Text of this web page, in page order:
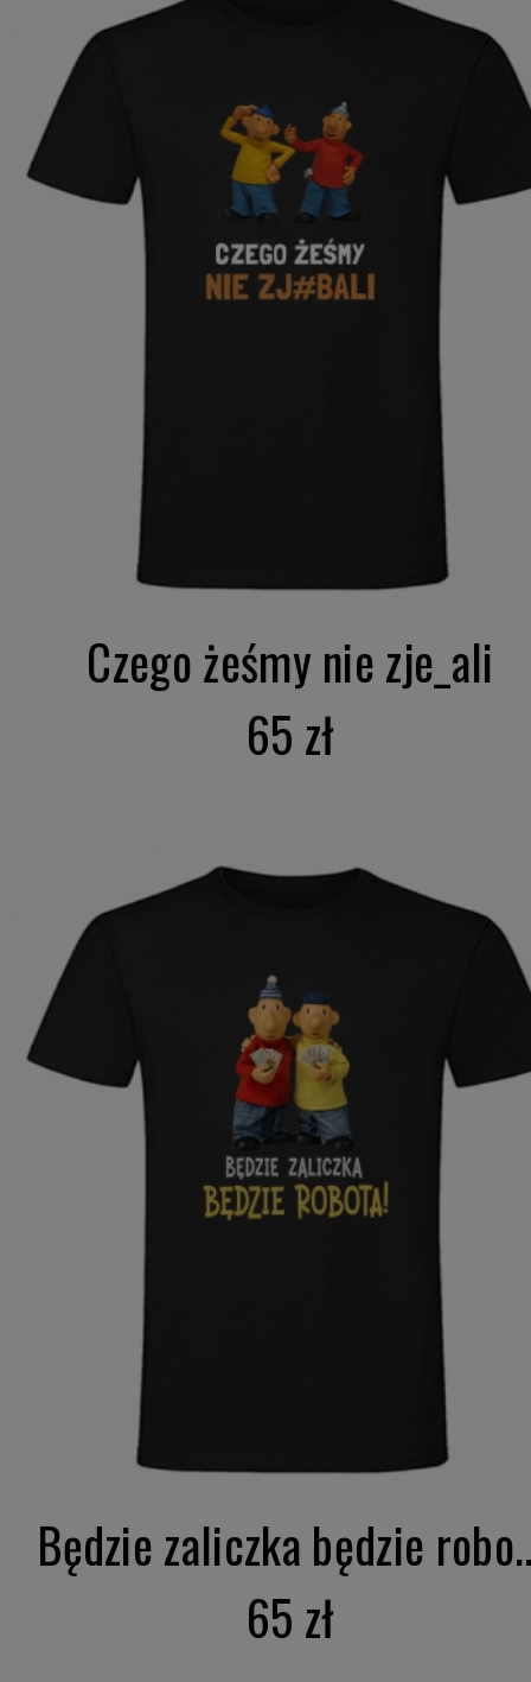
Czego żeśmy nie zje_ali
65 zł
Będzie zaliczka będzie
65 zł